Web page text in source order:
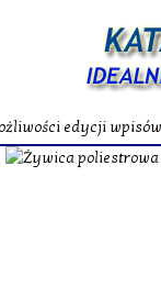
edycji
W